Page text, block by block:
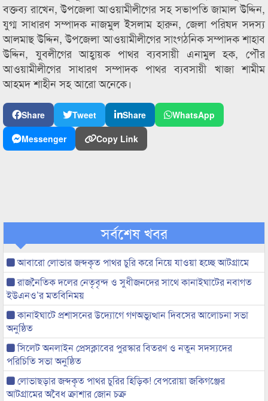
বক্তব্য রাখেন, উপজেলা আওয়ামীলীগের সহ সভাপতি জামাল উদ্দিন,
যুগ্ম সাধারণ সম্পাদক নাজমুল ইসলাম হারুন, জেলা পরিষদ সদস্য
আলমাছ উদ্দিন, উপজেলা আওয়ামীলীগের সাংগঠনিক সম্পাদক শাহাব
উদ্দিন, যুবলীগের আহ্বায়ক পাথর ব্যবসায়ী এনামুল হক, পৌর
আওয়ামীলীগের সাধারণ সম্পাদক পাথর ব্যবসায়ী খাজা শামীম
আহমদ শাহীন সহ আরো অনেকে।
Share Tweet Share
WhatsApp
Messenger
Copy Link
সর্বশেষ খবর
আবারো লোভার জব্দকৃত পাথর চুরি করে নিয়ে যাওয়া হচ্ছে আটগ্রামে
রাজনৈতিক দলের নেতৃবৃন্দ ও সুধীজনদের সাথে কানাইঘাটের নবাগত
ইউএনও’র মতবিনিময়
কানাইঘাটে প্রশাসনের উদ্যোগে গণঅভ্যুত্থান দিবসের আলোচনা সভা
অনুষ্ঠিত
সিলেট অনলাইন প্রেসক্লাবের পুরস্কার বিতরণ ও নতুন সদস্যদের
পরিচিতি সভা অনুষ্ঠিত
লোভাছড়ার জব্দকৃত পাথর চুরির হিড়িক! বেপরোয়া জকিগঞ্জের
আটগ্রামের অবৈধ ক্রাশার জোন চক্র